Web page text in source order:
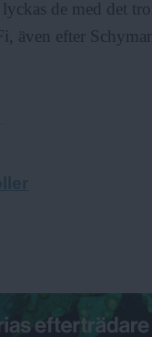
de med det
även efter